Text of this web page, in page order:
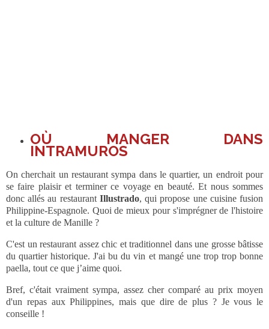
OÙ MANGER DANS
INTRAMUROS
On cherchait un restaurant sympa dans le quartier, un endroit pour
se faire plaisir et terminer ce voyage en beauté. Et nous sommes
donc allés au restaurant Illustrado, qui propose une cuisine fusion
Philippine-Espagnole. Quoi de mieux pour s'imprégner de l'histoire
et la culture de Manille ?
C'est un restaurant assez chic et traditionnel dans une grosse bâtisse
du quartier historique. J'ai bu du vin et mangé une trop trop bonne
paella, tout ce que j’aime quoi.
Bref, c'était vraiment sympa, assez cher comparé au prix moyen
d'un repas aux Philippines, mais que dire de plus ? Je vous le
conseille !